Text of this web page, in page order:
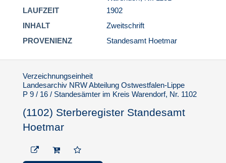
LAUFZEIT
1902
INHALT
Zweitschrift
PROVENIENZ
Standesamt Hoetmar
Verzeichnungseinheit
Landesarchiv NRW Abteilung Ostwestfalen-Lippe
P 9 / 16 / Standesämter im Kreis Warendorf, Nr. 1102
(1102) Sterberegister Standesamt
Hoetmar